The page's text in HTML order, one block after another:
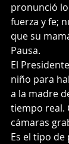
pronunció
fuerza y fe;
que su
Pausa.
El
niño para
a la madre
tiempo real.
cámaras
Es el tipo